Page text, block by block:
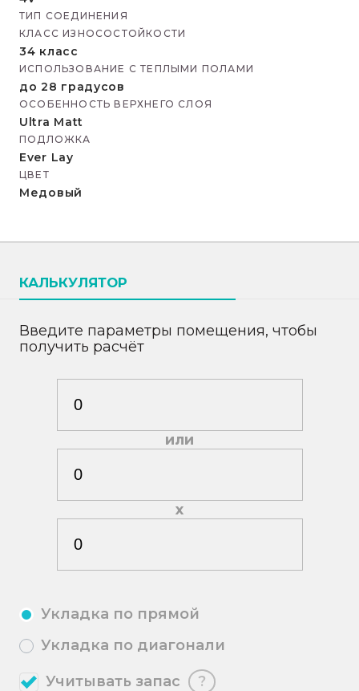
ТИП СОЕДИНЕНИЯ
КЛАСС ИЗНОСОСТОЙКОСТИ
34 класс
ИСПОЛЬЗОВАНИЕ С ТЕПЛЫМИ ПОЛАМИ
до 28 градусов
ОСОБЕННОСТЬ ВЕРХНЕГО СЛОЯ
Ultra Matt
ПОДЛОЖКА
Ever Lay
ЦВЕТ
Медовый
КАЛЬКУЛЯТОР
Введите параметры помещения, чтобы
получить расчёт
или
х
Укладка по прямой
Укладка по диагонали
Учитывать запас ?